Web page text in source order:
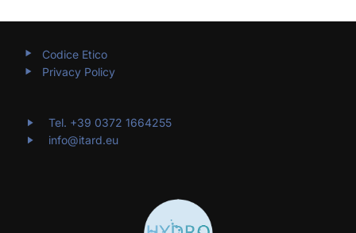
Codice Etico
Privacy Policy
Tel. +39 0372 1664255
info@itard.eu